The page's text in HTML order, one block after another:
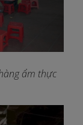
ẩm thực